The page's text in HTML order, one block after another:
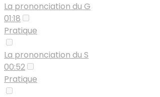
La prononciation du G
01:18
Pratique
La prononciation du S
00:52
Pratique